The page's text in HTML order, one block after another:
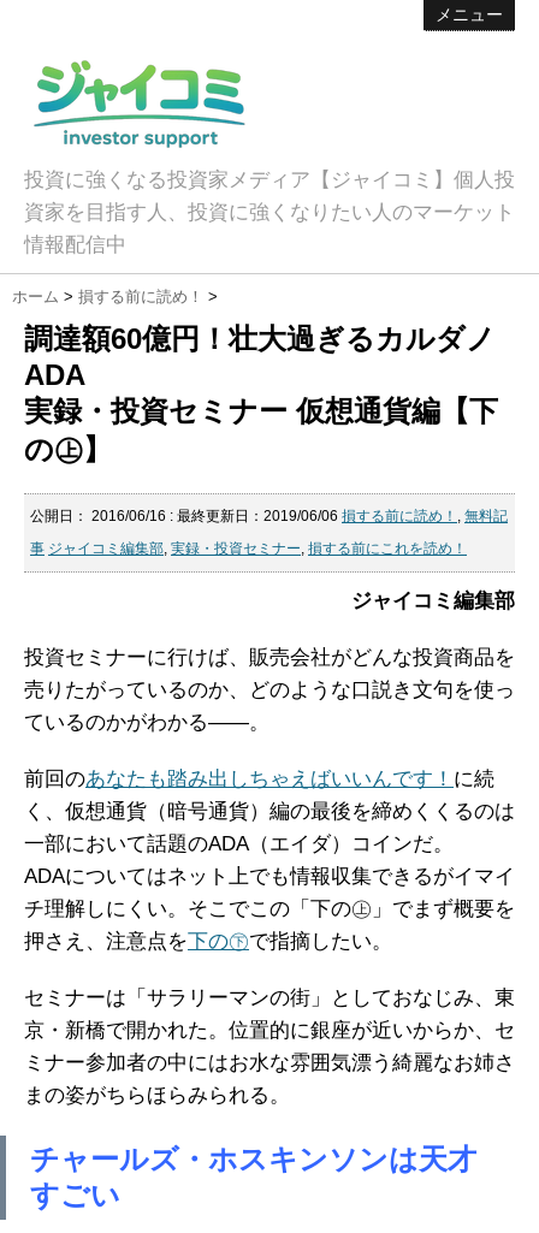
メニュー
投資に強くなる投資家メディア【ジャイコミ】個人投
資家を目指す人、投資に強くなりたい人のマーケット
情報配信中
ホーム > 損する前に読め！ >
調達額60億円！壮大過ぎるカルダノ
ADA
実録・投資セミナー 仮想通貨編【下
の㊤】
公開日： 2016/06/16 : 最終更新日：2019/06/06 損する前に読め！ , 無料記
事 ジャイコミ編集部, 実録・投資セミナー, 損する前にこれを読め！
ジャイコミ編集部
投資セミナーに行けば、販売会社がどんな投資商品を
売りたがっているのか、どのような口説き文句を使っ
ているのかがわかる――。
前回のあなたも踏み出しちゃえばいいんです！ に続
く、仮想通貨（暗号通貨）編の最後を締めくくるのは
一部において話題のADA（エイダ）コインだ。
ADAについてはネット上でも情報収集できるがイマイ
チ理解しにくい。そこでこの「下の㊤」でまず概要を
押さえ、注意点を下の㊦で指摘したい。
セミナーは「サラリーマンの街」としておなじみ、東
京・新橋で開かれた。位置的に銀座が近いからか、セ
ミナー参加者の中にはお水な雰囲気漂う綺麗なお姉さ
まの姿がちらほらみられる。
チャールズ・ホスキンソンは天才
すごい